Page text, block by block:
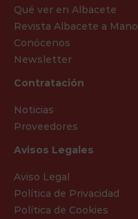
Qué ver en Albacete
Revista Albacete a Mano
Conócenos
Newsletter
Contratación
Noticias
Proveedores
Avisos Legales
Aviso Legal
Política de Privacidad
Política de Cookies